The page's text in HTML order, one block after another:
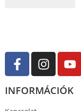
INFORMÁCIÓK